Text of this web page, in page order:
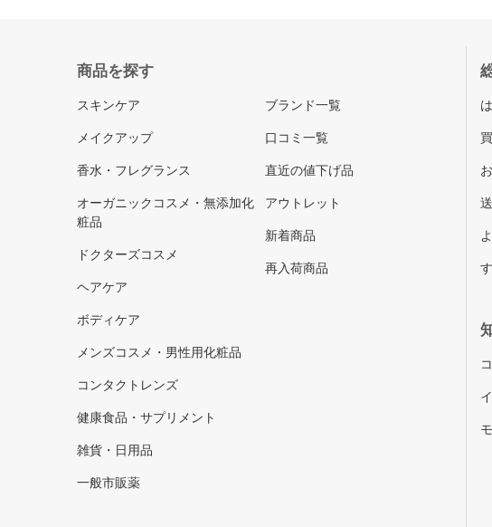
商品を探す
スキンケア
メイクアップ
香水・フレグランス
オーガニックコスメ・無添加化
粧品
ドクターズコスメ
ヘアケア
ボディケア
メンズコスメ・男性用化粧品
コンタクトレンズ
健康食品・サプリメント
雑貨・日用品
一般市販薬
ブランド一覧
口コミ一覧
直近の値下げ品
アウトレット
新着商品
再入荷商品